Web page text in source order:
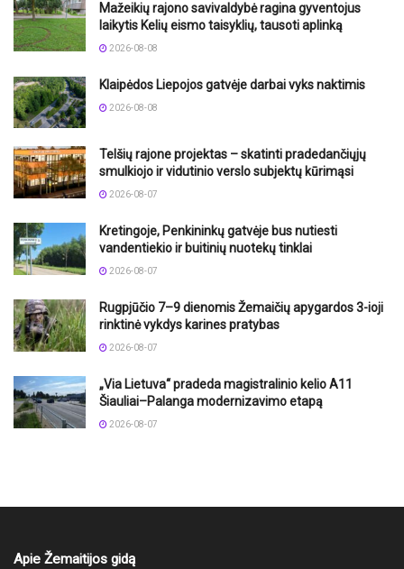
Mažeikių rajono savivaldybė ragina gyventojus
laikytis Kelių eismo taisyklių, tausoti aplinką
2026-08-08
Klaipėdos Liepojos gatvėje darbai vyks naktimis
2026-08-08
Telšių rajone projektas – skatinti pradedančiųjų
smulkiojo ir vidutinio verslo subjektų kūrimąsi
2026-08-07
Kretingoje, Penkininkų gatvėje bus nutiesti
vandentiekio ir buitinių nuotekų tinklai
2026-08-07
Rugpjūčio 7–9 dienomis Žemaičių apygardos 3-ioji
rinktinė vykdys karines pratybas
2026-08-07
„Via Lietuva“ pradeda magistralinio kelio A11
Šiauliai–Palanga modernizavimo etapą
2026-08-07
Apie Žemaitijos gidą